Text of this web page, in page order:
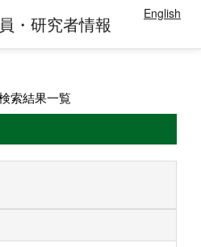
・研究者情報 English
索結果一覧